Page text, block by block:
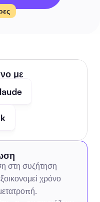
με
στη συζήτηση
χρόνο